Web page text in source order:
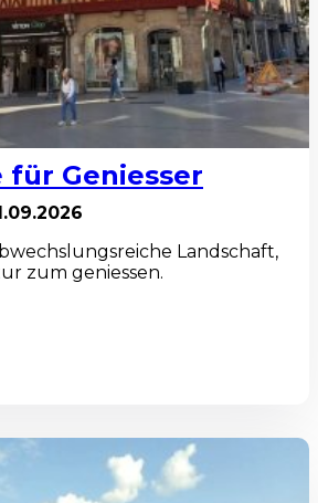
für Geniesser
Landschaft,
zum geniessen.